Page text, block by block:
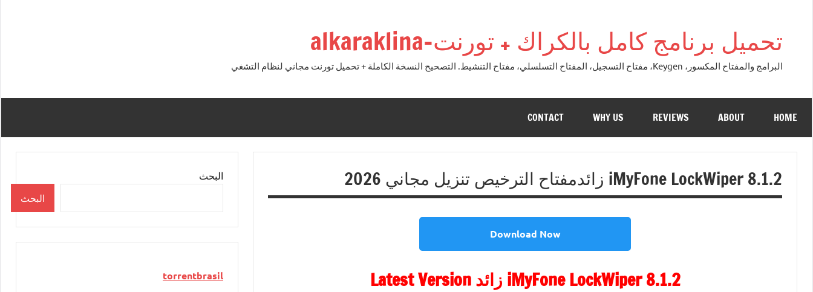
المحتوىتحميل برنامج كامل بالكراك + تورنت-alkaraklina
البرامج والمفتاح المكسور، Keygen، مفتاح التسجيل، المفتاح التسلسلي، مفتاح التنشيط. التصحيح النسخة الكاملة + تحميل تورنت مجاني لنظام التشغي
HOME
ABOUT
REVIEWS
WHY US
CONTACT
iMyFone LockWiper 8.1.2 زائدمفتاح الترخيص تنزيل مجاني 2026
Download Now
iMyFone LockWiper 8.1.2 زائد Latest Version
البحث
البحث
torrentbrasil